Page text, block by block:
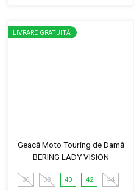
LIVRARE GRATUITĂ
Geacă Moto Touring de Damă
BERING LADY VISION
36 38 40 42 44